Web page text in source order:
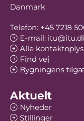
Danmark
Telefon: +45 7218
E-mail:
Alle
Find vej
Bygningens
Aktuelt
Nyheder
Stillinger